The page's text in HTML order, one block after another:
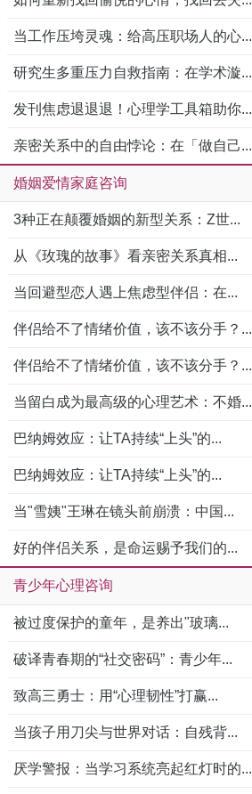
当工作压垮灵魂：给高压职场人的心...
研究生多重压力自救指南：在学术漩...
发刊焦虑退退退！心理学工具箱助你...
亲密关系中的自由悖论：在「做自己...
婚姻爱情家庭咨询
3种正在颠覆婚姻的新型关系：Z世...
从《玫瑰的故事》看亲密关系真相...
当回避型恋人遇上焦虑型伴侣：在...
伴侣给不了情绪价值，该不该分手？...
伴侣给不了情绪价值，该不该分手？...
当留白成为最高级的心理艺术：不婚...
巴纳姆效应：让TA持续“上头”的...
巴纳姆效应：让TA持续“上头”的...
当"雪姨"王琳在镜头前崩溃：中国...
好的伴侣关系，是命运赐予我们的...
青少年心理咨询
被过度保护的童年，是养出"玻璃...
破译青春期的“社交密码”：青少年...
致高三勇士：用“心理韧性”打赢...
当孩子用刀尖与世界对话：自残背...
厌学警报：当学习系统亮起红灯时的...